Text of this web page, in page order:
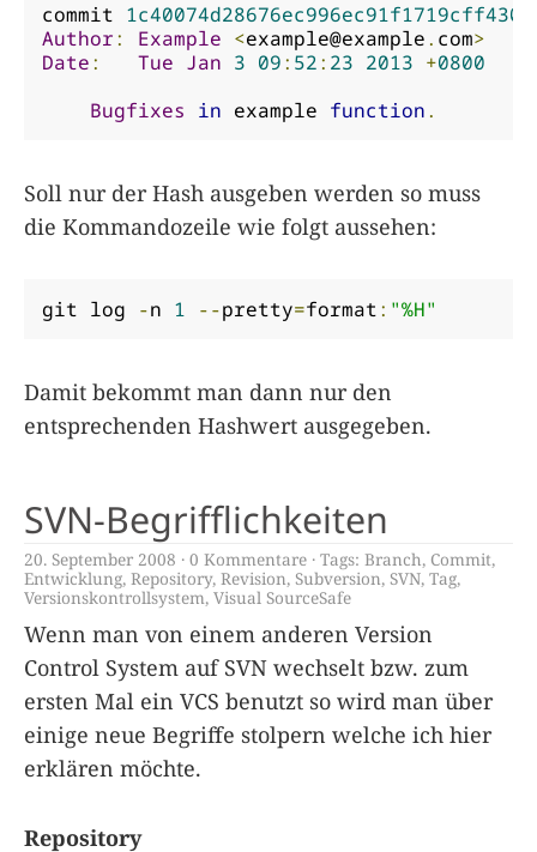
commit
Author: Example <example@example. com>
Date: Tue Jan 3 09: 52: 23 2013 +0800
Bugfixes in example function.
Soll nur der Hash ausgeben werden so muss
die Kommandozeile wie folgt aussehen:
git log -n 1 --pretty=format: "%H"
Damit bekommt man dann nur den
entsprechenden Hashwert ausgegeben.
SVN-Begrifflichkeiten
20. September 2008 0 Kommentare Tags: Branch, Commit,
Entwicklung, Repository, Revision, Subversion, SVN, Tag,
Versionskontrollsystem, Visual SourceSafe
Wenn man von einem anderen Version
Control System auf SVN wechselt bzw. zum
ersten Mal ein VCS benutzt so wird man über
einige neue Begriffe stolpern welche ich hier
erklären möchte.
Repository